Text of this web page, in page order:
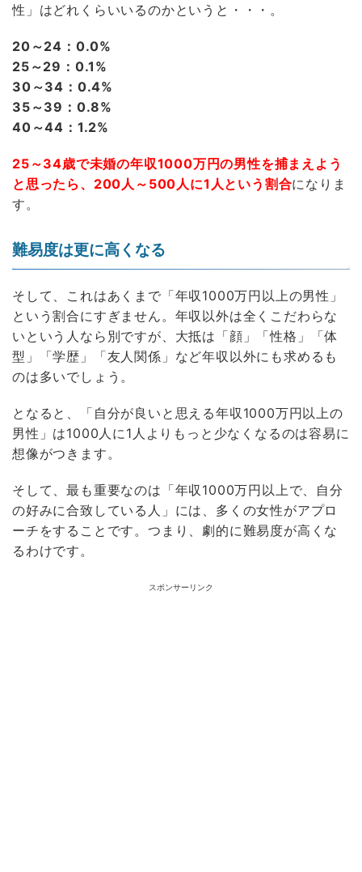
性」はどれくらいいるのかというと・・・。
20～24：0.0%
25～29：0.1%
30～34：0.4%
35～39：0.8%
40～44：1.2%
25～34歳で未婚の年収1000万円の男性を捕まえよう
と思ったら、200人～500人に1人という割合になりま
す。
難易度は更に高くなる
そして、これはあくまで「年収1000万円以上の男性」
という割合にすぎません。年収以外は全くこだわらな
いという人なら別ですが、大抵は「顔」「性格」「体
型」「学歴」「友人関係」など年収以外にも求めるも
のは多いでしょう。
となると、「自分が良いと思える年収1000万円以上の
男性」は1000人に1人よりもっと少なくなるのは容易に
想像がつきます。
そして、最も重要なのは「年収1000万円以上で、自分
の好みに合致している人」には、多くの女性がアプロ
ーチをすることです。つまり、劇的に難易度が高くな
るわけです。
スポンサーリンク